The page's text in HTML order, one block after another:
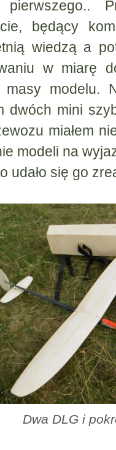
pierwszego..
będący
wiedzą a
w miarę
masy modelu.
dwóch mini
miałem
modeli na
udało się go
Dwa DLG i